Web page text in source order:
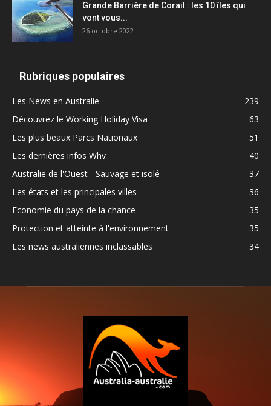
Grande Barrière de Corail : les 10 îles qui
vont vous...
26 octobre 2022
Rubriques populaires
Les News en Australie
239
Découvrez le Working Holiday Visa
63
Les plus beaux Parcs Nationaux
51
Les dernières infos Whv
40
Australie de l'Ouest - Sauvage et isolé
37
Les états et les principales villes
36
Economie du pays de la chance
35
Protection et atteinte à l'environnement
35
Les news australiennes inclassables
34